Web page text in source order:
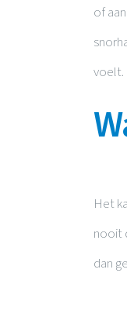
of
voelt.
Het
nooit
dan